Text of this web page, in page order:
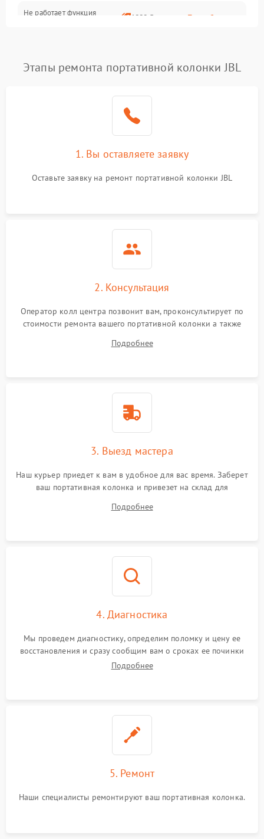
Не работает функция
1800 ₽ Подробнее →
Этапы ремонта портативной колонки JBL
1. Вы оставляете заявку
Оставьте заявку на ремонт портативной колонки JBL
2. Консультация
Оператор колл центра позвонит вам, проконсультирует по
стоимости ремонта вашего портативной колонки а также
Подробнее
3. Выезд мастера
Наш курьер приедет к вам в удобное для вас время. Заберет
ваш портативная колонка и привезет на склад для
Подробнее
4. Диагностика
Мы проведем диагностику, определим поломку и цену ее
восстановления и сразу сообщим вам о сроках ее починки
Подробнее
5. Ремонт
Наши специалисты ремонтируют ваш портативная колонка.